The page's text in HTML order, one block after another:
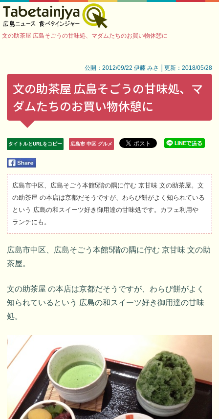
文の助茶屋 広島そごうの甘味処、マダムたちのお買い物休憩に
公開：2012/09/22 伊藤 みさ │更新：2018/05/28
文の助茶屋 広島そごうの甘味処、マ
ダムたちのお買い物休憩に
タイトルとURLをコピー 広島市 中区 グルメ
広島市中区、広島そごう本館5階の隅に佇む 京甘味 文の助茶屋。文
の助茶屋 の本店は京都だそうですが、わらび餅がよく知られている
という 広島の和スイーツ好き御用達の甘味処です。カフェ利用や
ランチにも。
広島市中区、広島そごう本館5階の隅に佇む 京甘味 文の助
茶屋。
文の助茶屋 の本店は京都だそうですが、わらび餅がよく
知られているという 広島の和スイーツ好き御用達の甘味
処。